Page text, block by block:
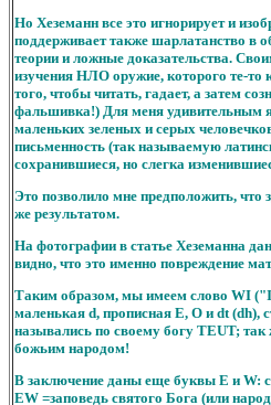
Но Хеземанн все это игнорирует и
поддерживает также шарлатанство в
теории и ложные доказательства.
изучения НЛО оружие, которого те-то
того, чтобы читать, гадает, а затем
фальшивка!) Для меня удивительным
маленьких зеленых и серых
письменность (так называемую
сохранившиеся, но слегка
Это позволило мне предположить, что
же результатом.
На фотографии в статье Хеземанна
видно, что это именно повреждение
Таким образом, мы имеем слово WI ("I"
маленькая d, прописная E, O и dt
назывались по своему богу TEUT; так
божьим народом!
В заключение даны еще буквы E и W:
EW =заповедь святого Бога (или